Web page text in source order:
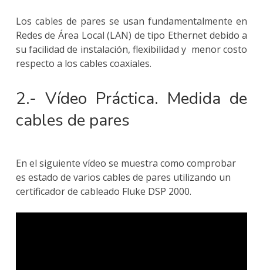
Los cables de pares se usan fundamentalmente en
Redes de Área Local (LAN) de tipo Ethernet debido a
su facilidad de instalación, flexibilidad y menor costo
respecto a los cables coaxiales.
2.- Vídeo Práctica. Medida de
cables de pares
En el siguiente vídeo se muestra como comprobar
es estado de varios cables de pares utilizando un
certificador de cableado Fluke DSP 2000.